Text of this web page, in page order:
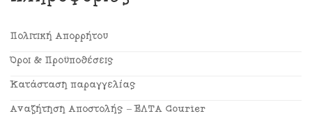
Πολιτική Απορρήτου
Όροι & Προϋποθέσεις
Κατάσταση παραγγελίας
Αναζήτηση Αποστολής – ΕΛΤΑ Courier